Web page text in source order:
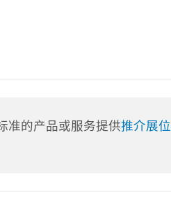
准的产品或服务提供推介展位